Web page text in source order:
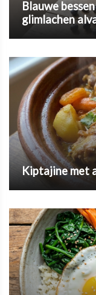
Blauwe
glimlachen
Kiptajine met